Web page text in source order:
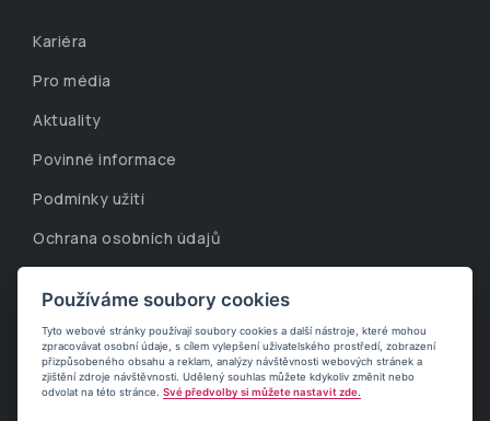
Kariéra
Pro média
Aktuality
Povinné informace
Podmínky užití
Ochrana osobních údajů
Cookies
Používáme soubory cookies
Tyto webové stránky používají soubory cookies a další nástroje, které mohou
zpracovávat osobní údaje, s cílem vylepšení uživatelského prostředí, zobrazení
přizpůsobeného obsahu a reklam, analýzy návštěvnosti webových stránek a
zjištění zdroje návštěvnosti. Udělený souhlas můžete kdykoliv změnit nebo
odvolat na této stránce.Své předvolby si můžete nastavit zde.